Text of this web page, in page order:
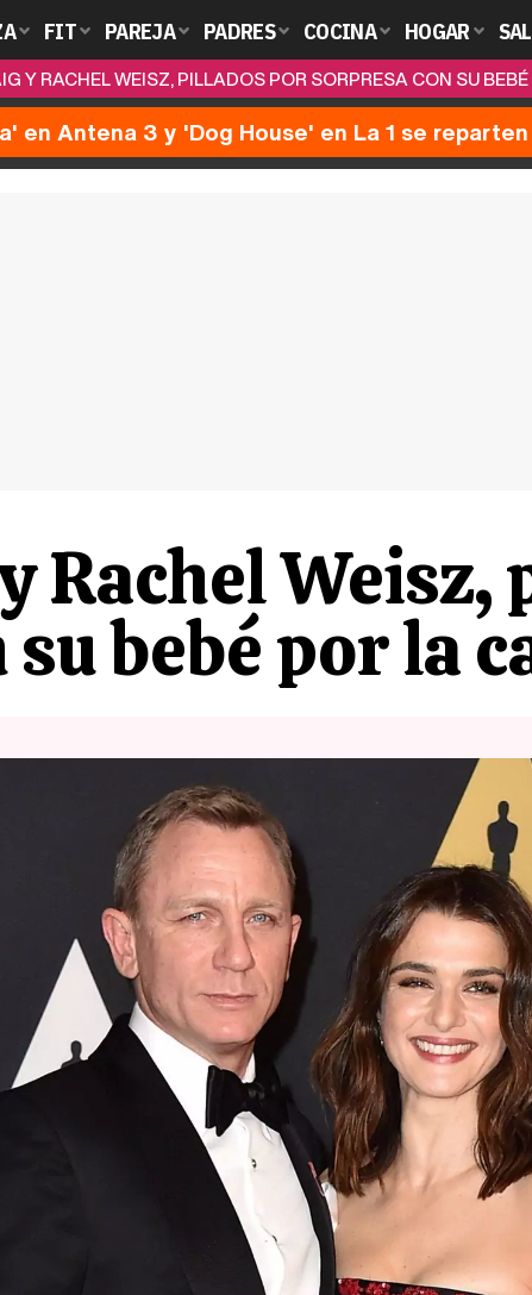
FIT PAREJA PADRES COCINA HOGAR
Y RACHEL WEISZ, PILLADOS POR SORPRESA CON SU
en Antena 3 y 'Dog House' en La 1 se
Rachel
bebé por la